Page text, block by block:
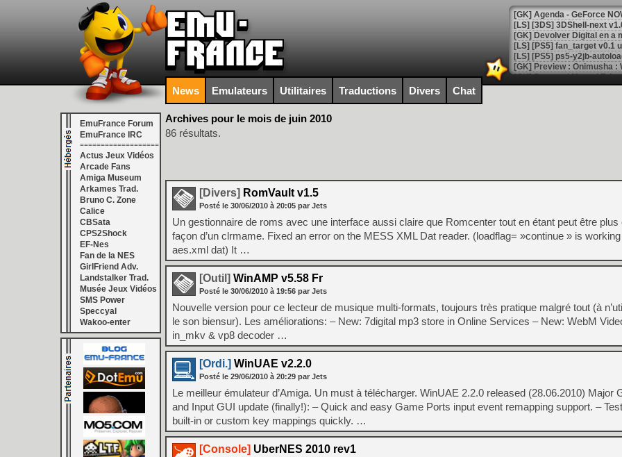
[GK] Agenda - GeForce
[GK] Devolver Digital en a
[LS] [PS5] ps5-y2jb-
[GK] Pourquoi Marvel
[GK] Test : Restory : Chill
[GK] GTA 6 : Rockstar
[GK] Hot Wheels Infinite
[GK] Mémoire cash -
[GK] Résultats Nintendo :
[GK] Déjà des
[Mo5] Brickboy cherche à
[GK] Minecraft et ses «
[GK] Beast of
[GK] Ubisoft : fin de partie
[GK] Mémoire cash -
[GK] Dan Houser (GTA)
[GK] Comment EA Sports
[GK] Crimson Moon : un
[GK] Isle of Reveries : le
[GK] Moonlighter 2 : The
[GK] Capcom relance
[Mo5] Deux inédits du
[GK] Le beat'em up The
[GK] Endless Legend 2 :
[LS] [PS5] Le WebKit
[GK] Oubliez Crazy Taxi,
News Emulateurs Utilitaires Traductions Divers Chat
EmuFrance Forum
EmuFrance IRC
===================
Actus Jeux Vidéos
Arcade Fans
Amiga Museum
Arkames Trad.
Bruno C. Zone
Calice
CBSata
CPS2Shock
EF-Nes
Fan de la NES
GirlFriend Adv.
Landstalker Trad.
Musée Jeux Vidéos
SMS Power
Speccyal
Wakoo-enter
Archives pour le mois de juin 2010
86 résultats.
[Divers] RomVault v1.5
Posté le 30/06/2010 à 20:05 par Jets
Un gestionnaire de roms avec une interface aussi claire que Romcenter tout en étant peut être plus
façon d’un clrmame. Fixed an error on the MESS XML Dat reader. (loadflag= »continue » is
aes.xml dat) It …
[Outil] WinAMP v5.58 Fr
Posté le 30/06/2010 à 19:56 par Jets
Nouvelle version pour ce lecteur de musique multi-formats, toujours très pratique malgré tout (à
le son biensur). Les améliorations: – New: 7digital mp3 store in Online Services – New: WebM
in_mkv & vp8 decoder …
[Ordi.] WinUAE v2.2.0
Posté le 29/06/2010 à 20:29 par Jets
Le meilleur émulateur d’Amiga. Un must à télécharger. WinUAE 2.2.0 released (28.06.2010) Major
and Input GUI update (finally!): – Quick and easy Game Ports input event remapping support. –
built-in or custom key mappings quickly. …
[Console] UberNES 2010 rev1